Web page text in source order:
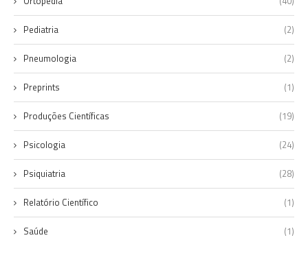
Pediatria (2)
Pneumologia (2)
Preprints (1)
Produções Científicas (19)
Psicologia (24)
Psiquiatria (28)
Relatório Científico (1)
Saúde (1)